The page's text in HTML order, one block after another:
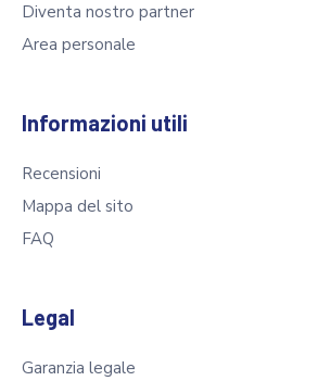
Diventa nostro partner
Area personale
Informazioni utili
Recensioni
Mappa del sito
FAQ
Legal
Garanzia legale